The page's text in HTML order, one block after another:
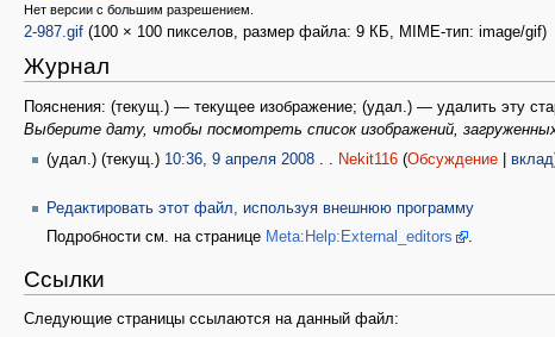
Нет версии с большим разрешением.
2-987.gif (100 × 100 пикселов, размер файла: 9 КБ, MIME-тип: image/gif)
Журнал
Пояснения: (текущ.) — текущее изображение; (удал.) — удалить эту
Выберите дату, чтобы посмотреть список изображений,
(удал.) (текущ.) 10:36, 9 апреля 2008 . . Nekit116 (Обсуждение |вклад
Редактировать этот файл, используя внешнюю программу
Подробности см. на странице Meta:Help:External_editors .
Ссылки
Следующие страницы ссылаются на данный файл: